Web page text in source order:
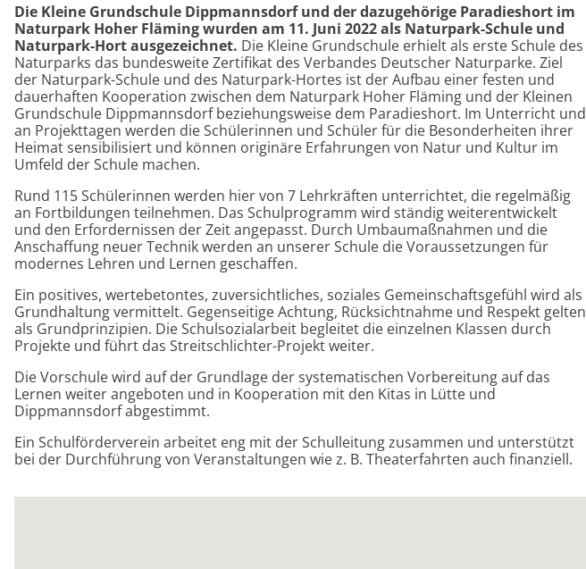
Die Kleine Grundschule Dippmannsdorf und der dazugehörige Paradieshort im
Naturpark Hoher Fläming wurden am 11. Juni 2022 als Naturpark-Schule und
Naturpark-Hort ausgezeichnet. Die Kleine Grundschule erhielt als erste Schule des
Naturparks das bundesweite Zertifikat des Verbandes Deutscher Naturparke. Ziel
der Naturpark-Schule und des Naturpark-Hortes ist der Aufbau einer festen und
dauerhaften Kooperation zwischen dem Naturpark Hoher Fläming und der Kleinen
Grundschule Dippmannsdorf beziehungsweise dem Paradieshort. Im Unterricht und
an Projekttagen werden die Schülerinnen und Schüler für die Besonderheiten ihrer
Heimat sensibilisiert und können originäre Erfahrungen von Natur und Kultur im
Umfeld der Schule machen.
Rund 115 Schülerinnen werden hier von 7 Lehrkräften unterrichtet, die regelmäßig
an Fortbildungen teilnehmen. Das Schulprogramm wird ständig weiterentwickelt
und den Erfordernissen der Zeit angepasst. Durch Umbaumaßnahmen und die
Anschaffung neuer Technik werden an unserer Schule die Voraussetzungen für
modernes Lehren und Lernen geschaffen.
Ein positives, wertebetontes, zuversichtliches, soziales Gemeinschaftsgefühl wird als
Grundhaltung vermittelt. Gegenseitige Achtung, Rücksichtnahme und Respekt gelten
als Grundprinzipien. Die Schulsozialarbeit begleitet die einzelnen Klassen durch
Projekte und führt das Streitschlichter-Projekt weiter.
Die Vorschule wird auf der Grundlage der systematischen Vorbereitung auf das
Lernen weiter angeboten und in Kooperation mit den Kitas in Lütte und
Dippmannsdorf abgestimmt.
Ein Schulförderverein arbeitet eng mit der Schulleitung zusammen und unterstützt
bei der Durchführung von Veranstaltungen wie z. B. Theaterfahrten auch finanziell.